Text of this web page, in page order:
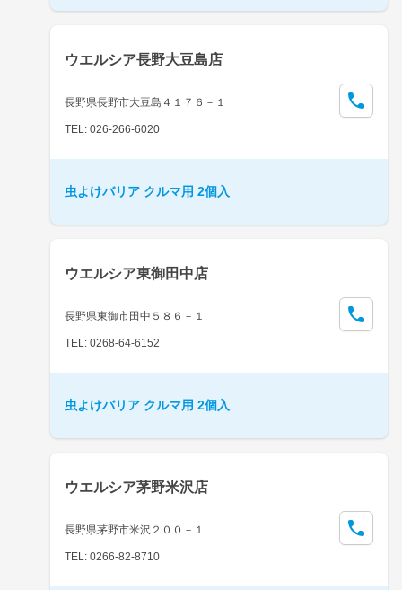
ウエルシア長野大豆島店
長野県長野市大豆島４１７６－１
TEL: 026-266-6020
虫よけバリア クルマ用 2個入
ウエルシア東御田中店
長野県東御市田中５８６－１
TEL: 0268-64-6152
虫よけバリア クルマ用 2個入
ウエルシア茅野米沢店
長野県茅野市米沢２００－１
TEL: 0266-82-8710